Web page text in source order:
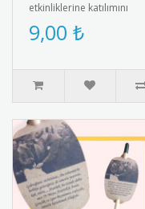
etkinliklerine katılımını
belgelemek için şık ve
anlamlı bir belge! Renkli ..
9,00 ₺